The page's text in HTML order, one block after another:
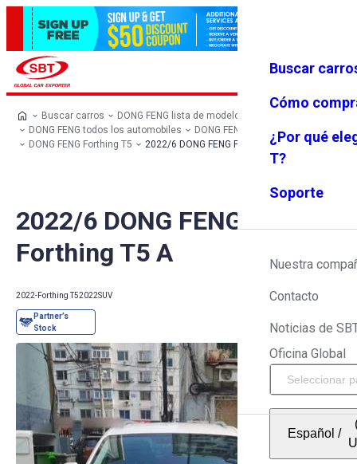
Favoritos Menú
Buscar
Cómo
¿Por qué
T?
Soporte
Nuestra
Contacto
Noticias de
Oficina Global
Español /
Buscar carros
DONG FENG lista de modelos
DONG FENG todos los automobiles
DONG FENG SUV
DONG FENG Forthing T5
2022/6 DONG FENG Forthing T5 A
2022/6 DONG FENG
Forthing T5 A
2022-Forthing T52022SUV